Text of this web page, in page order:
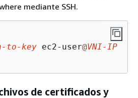
mediante SSH.
to-key ec2-user@VNI-IP
de certificados y